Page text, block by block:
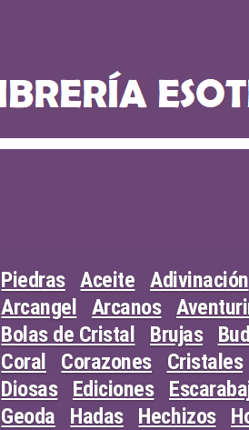
Piedras Aceite Adivinación
Arcangel
Arcanos
Bolas de Cristal
Brujas
Coral
Corazones Cristales
Diosas
Ediciones
Geoda
Hadas Hechizos